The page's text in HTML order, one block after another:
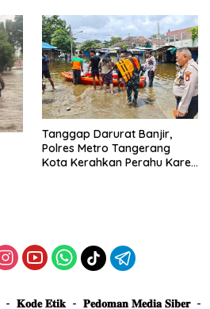
Tanggap Darurat Banjir,
Polres Metro Tangerang
Kota Kerahkan Perahu Karet
𝐊𝐨𝐝𝐞 𝐄𝐭𝐢𝐤 𝐏𝐞𝐝𝐨𝐦𝐚𝐧 𝐌𝐞𝐝𝐢𝐚 𝐒𝐢𝐛𝐞𝐫